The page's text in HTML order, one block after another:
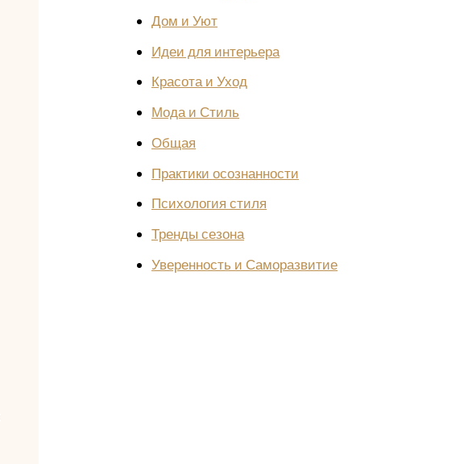
Дом и Уют
Идеи для интерьера
Красота и Уход
Мода и Стиль
Общая
Практики осознанности
Психология стиля
Тренды сезона
Уверенность и Саморазвитие